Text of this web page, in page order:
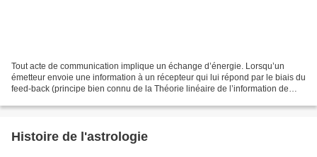
Tout acte de communication implique un échange d’énergie. Lorsqu’un
émetteur envoie une information à un récepteur qui lui répond par le biais du
feed-back (principe bien connu de la Théorie linéaire de l’information de
Histoire de l'astrologie